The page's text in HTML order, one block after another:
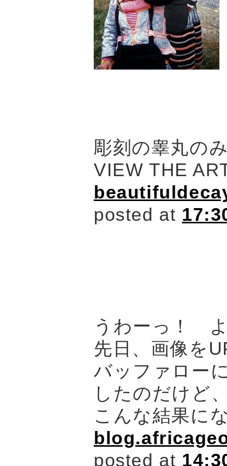
彫刻の睾丸の
VIEW THE
posted at
うわーっ！
先日、画像を
バッファロー
したのだけど
こんな結果に
posted at